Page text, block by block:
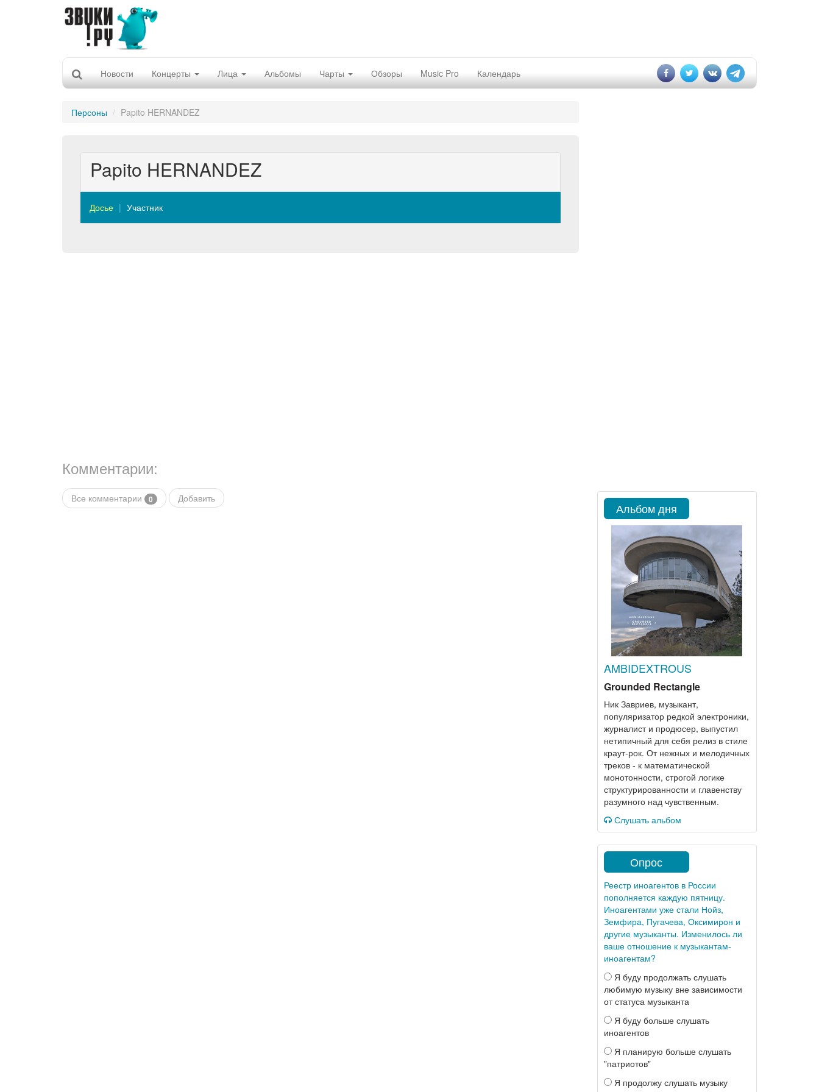
Новости Концерты Лица Альбомы Чарты Обзоры Music Pro Календарь
Персоны Papito HERNANDEZ
Papito HERNANDEZ
Досье Участник
Комментарии:
Все комментарии 0 Добавить
Альбом дня
AMBIDEXTROUS
Grounded Rectangle
Ник Завриев, музыкант,
популяризатор редкой электроники,
журналист и продюсер, выпустил
нетипичный для себя релиз в стиле
краут-рок. От нежных и мелодичных
треков - к математической
монотонности, строгой логике
структурированности и главенству
разумного над чувственным.
Слушать альбом
Опрос
Реестр иноагентов в России
пополняется каждую пятницу.
Иноагентами уже стали Нойз,
Земфира, Пугачева, Оксимирон и
другие музыканты. Изменилось ли
ваше отношение к музыкантам-
иноагентам?
Я буду продолжать слушать
любимую музыку вне зависимости
от статуса музыканта
Я буду больше слушать
иноагентов
Я планирую больше слушать
"патриотов"
Я продолжу слушать музыку